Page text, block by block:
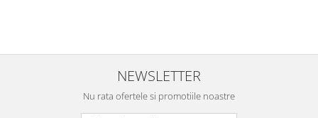
NEWSLETTER
Nu rata ofertele si promotiile noastre